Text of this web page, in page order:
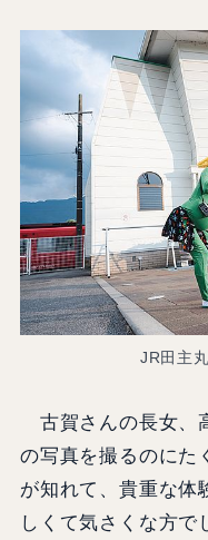
JR田主
古賀さんの長女、
の写真を撮るのにた
が知れて、貴重な体
しくて気さくな方で